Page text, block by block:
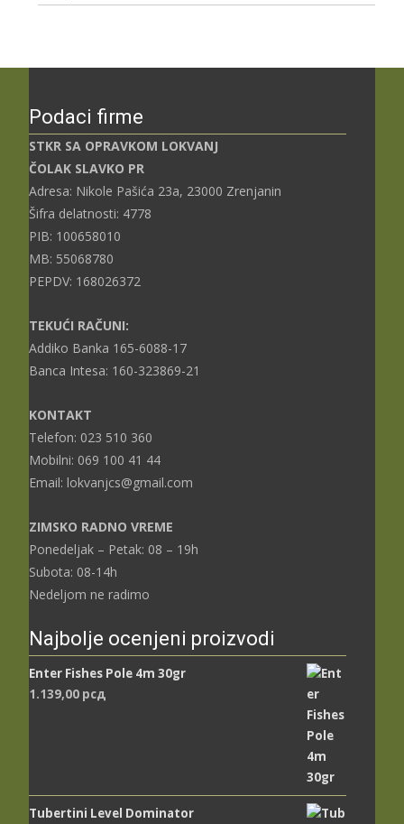
Podaci firme
STKR SA OPRAVKOM LOKVANJ
ČOLAK SLAVKO PR
Adresa: Nikole Pašića 23a, 23000 Zrenjanin
Šifra delatnosti: 4778
PIB: 100658010
MB: 55068780
PEPDV: 168026372
TEKUĆI RAČUNI:
Addiko Banka 165-6088-17
Banca Intesa: 160-323869-21
KONTAKT
Telefon: 023 510 360
Mobilni: 069 100 41 44
Email: lokvanjcs@gmail.com
ZIMSKO RADNO VREME
Ponedeljak – Petak: 08 – 19h
Subota: 08-14h
Nedeljom ne radimo
Najbolje ocenjeni proizvodi
Enter Fishes Pole 4m 30gr
1.139,00 рсд
Tubertini Level Dominator